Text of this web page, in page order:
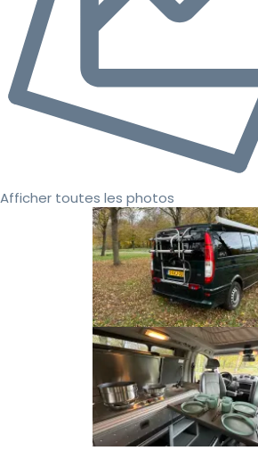
Afficher toutes les photos